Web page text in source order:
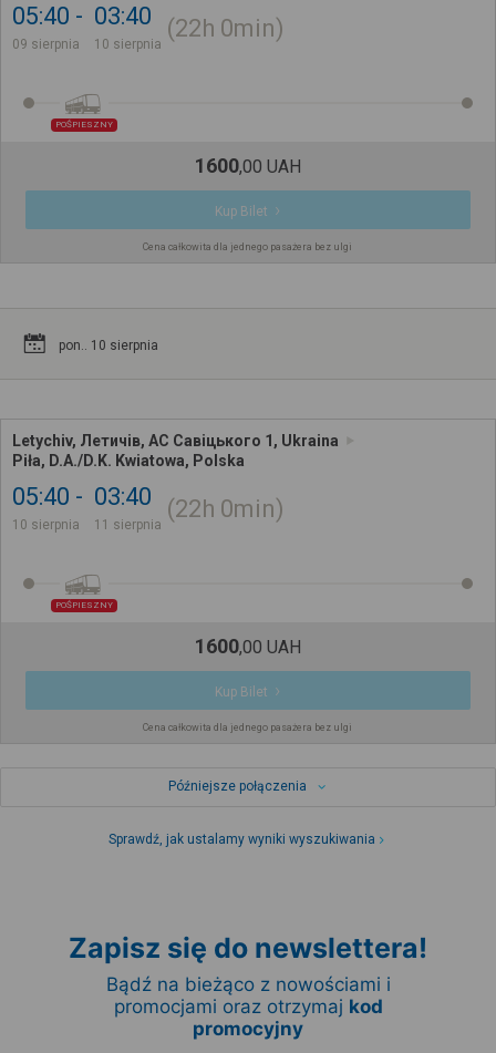
05:40
09 sierpnia
03:40
10 sierpnia
22h 0min
POŚPIESZNY
1600,00 UAH
Kup Bilet
Cena całkowita dla jednego pasażera bez ulgi
pon.. 10 sierpnia
Letychiv, Летичів, АС Савіцького 1, Ukraina
Piła, D.A./D.K. Kwiatowa, Polska
05:40
10 sierpnia
03:40
11 sierpnia
22h 0min
POŚPIESZNY
1600,00 UAH
Kup Bilet
Cena całkowita dla jednego pasażera bez ulgi
Późniejsze połączenia
Sprawdź, jak ustalamy wyniki wyszukiwania
Zapisz się do newslettera!
Bądź na bieżąco z nowościami i
promocjami oraz otrzymaj kod
promocyjny